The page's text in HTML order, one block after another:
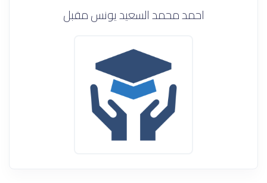
احمد محمد السعيد يونس مقبل